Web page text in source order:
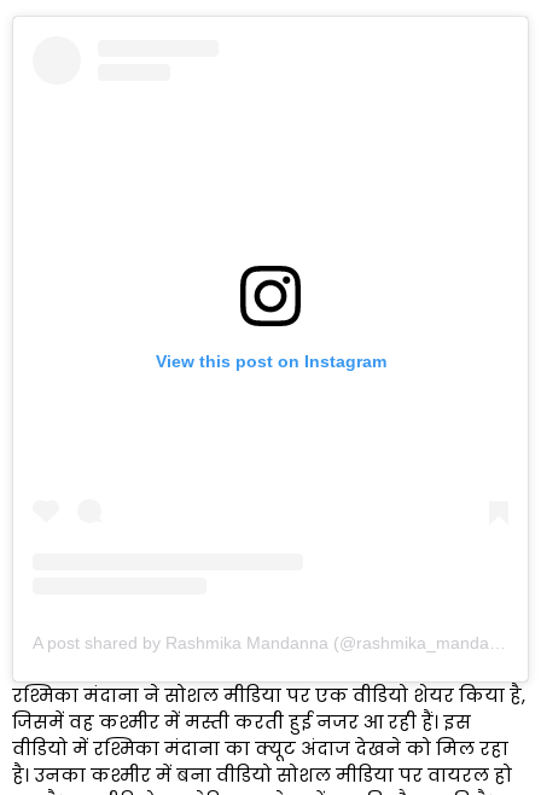
View this post on Instagram
रश्मिका मंदाना ने सोशल मीडिया पर एक वीडियो शेयर किया है,
जिसमें वह कश्मीर में मस्ती करती हुई नजर आ रही हैं। इस
वीडियो में रश्मिका मंदाना का क्यूट अंदाज देखने को मिल रहा
है। उनका कश्मीर में बना वीडियो सोशल मीडिया पर वायरल हो